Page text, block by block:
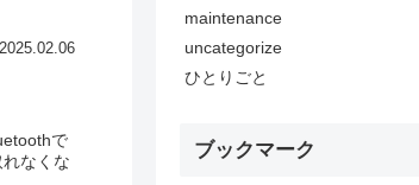
2025.02.06
で
なくな
maintenance
uncategorize
ひとりごと
ブックマーク